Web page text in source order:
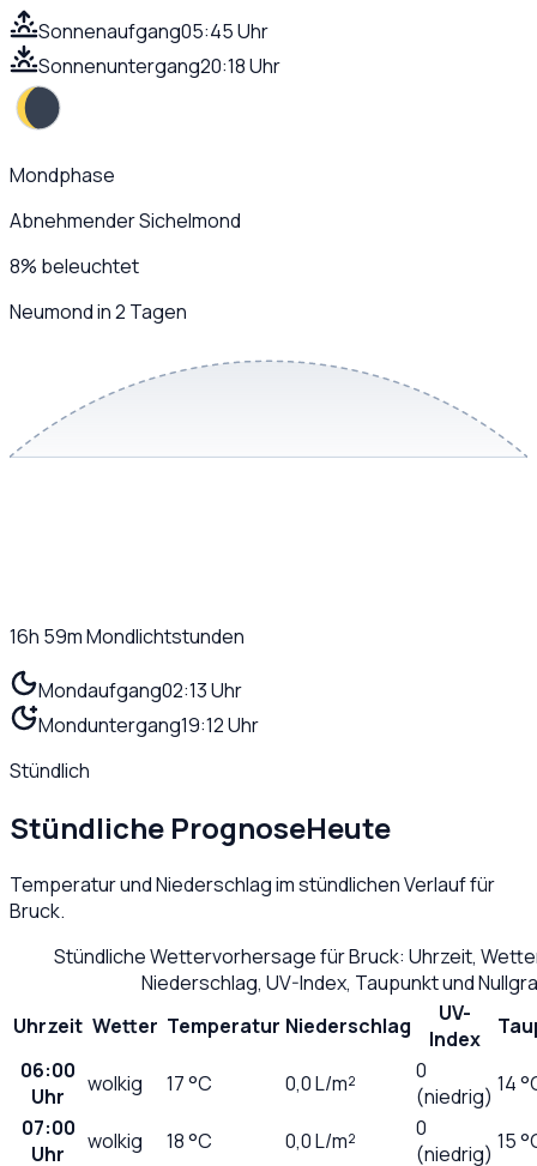
Sonnenaufgang05:45 Uhr
Sonnenuntergang20:18 Uhr
Mondphase
Abnehmender Sichelmond
8% beleuchtet
Neumond in 2 Tagen
16h 59mMondlichtstunden
Mondaufgang02:13 Uhr
Monduntergang19:12 Uhr
Stündlich
Stündliche PrognoseHeute
Temperatur und Niederschlag im stündlichen Verlauf für
Bruck.
Stündliche Wettervorhersage fürBruck: Uhrzeit,
Niederschlag, UV-Index, Taupunkt und
Uhrzeit Wetter Temperatur Niederschlag
UV-
Index
06:00
Uhr
wolkig 17°C 0,0L/m²
0
(niedrig) 14
07:00
Uhr
wolkig 18°C 0,0L/m²
0
(niedrig) 15